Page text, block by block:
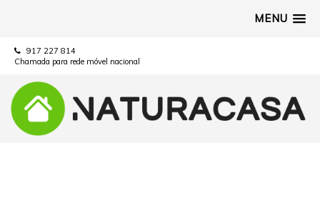
MENU
917 227 814
Chamada para rede móvel nacional